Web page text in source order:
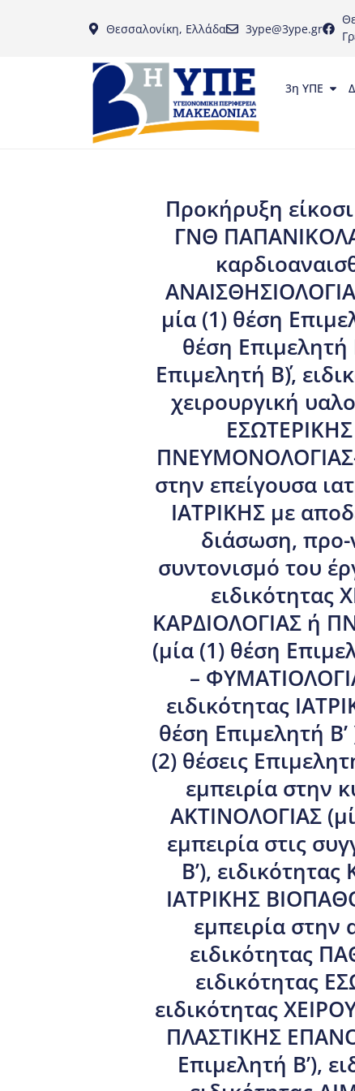
Θεσσαλονίκη, Ελλάδα 3ype@3ype.gr
3η ΥΠΕ
Προκήρυξη
ΓΝΘ
μία (1) θέση
θέση Επιμελητή
Επιμελητή Β΄),
χειρουργική
ΠΝΕΥΜΟΝΟΛΟΓΙΑΣ-
στην επείγουσα
ΙΑΤΡΙΚΗΣ με
διάσωση, προ-
συντονισμό του
ειδικότητας
ΚΑΡΔΙΟΛΟΓΙΑΣ ή
(μία (1) θέση
–
ειδικότητας
θέση Επιμελητή
(2) θέσεις
εμπειρία στην
ΑΚΤΙΝΟΛΟΓΙΑΣ
εμπειρία στις
Β’),
ΙΑΤΡΙΚΗΣ
εμπειρία στην
ειδικότητας
ειδικότητας
ειδικότητας
ΠΛΑΣΤΙΚΗΣ
Επιμελητή Β’),